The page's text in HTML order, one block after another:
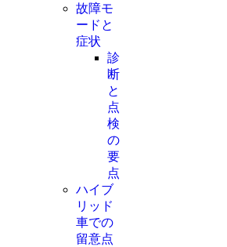
故障モ
ードと
症状
診
断
と
点
検
の
要
点
ハイブ
リッド
車での
留意点